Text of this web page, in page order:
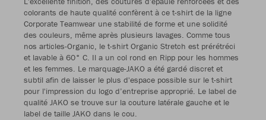
colorants de haute qualité confèrent à ce t-shirt de la ligne
Corporate Teamwear une stabilité de forme et une solidité
des couleurs, même après plusieurs lavages. Comme tous
nos articles-Organic, le t-shirt Organic Stretch est prérétréci
et lavable à 60° C. Il a un col rond en Ripp pour les hommes
et les femmes. Le marquage-JAKO a été gardé discret et
subtil afin de laisser le plus d'espace possible sur le t-shirt
pour l'impression du logo d’entreprise approprié. Le label de
qualité JAKO se trouve sur la couture latérale gauche et le
label de taille JAKO dans le cou.